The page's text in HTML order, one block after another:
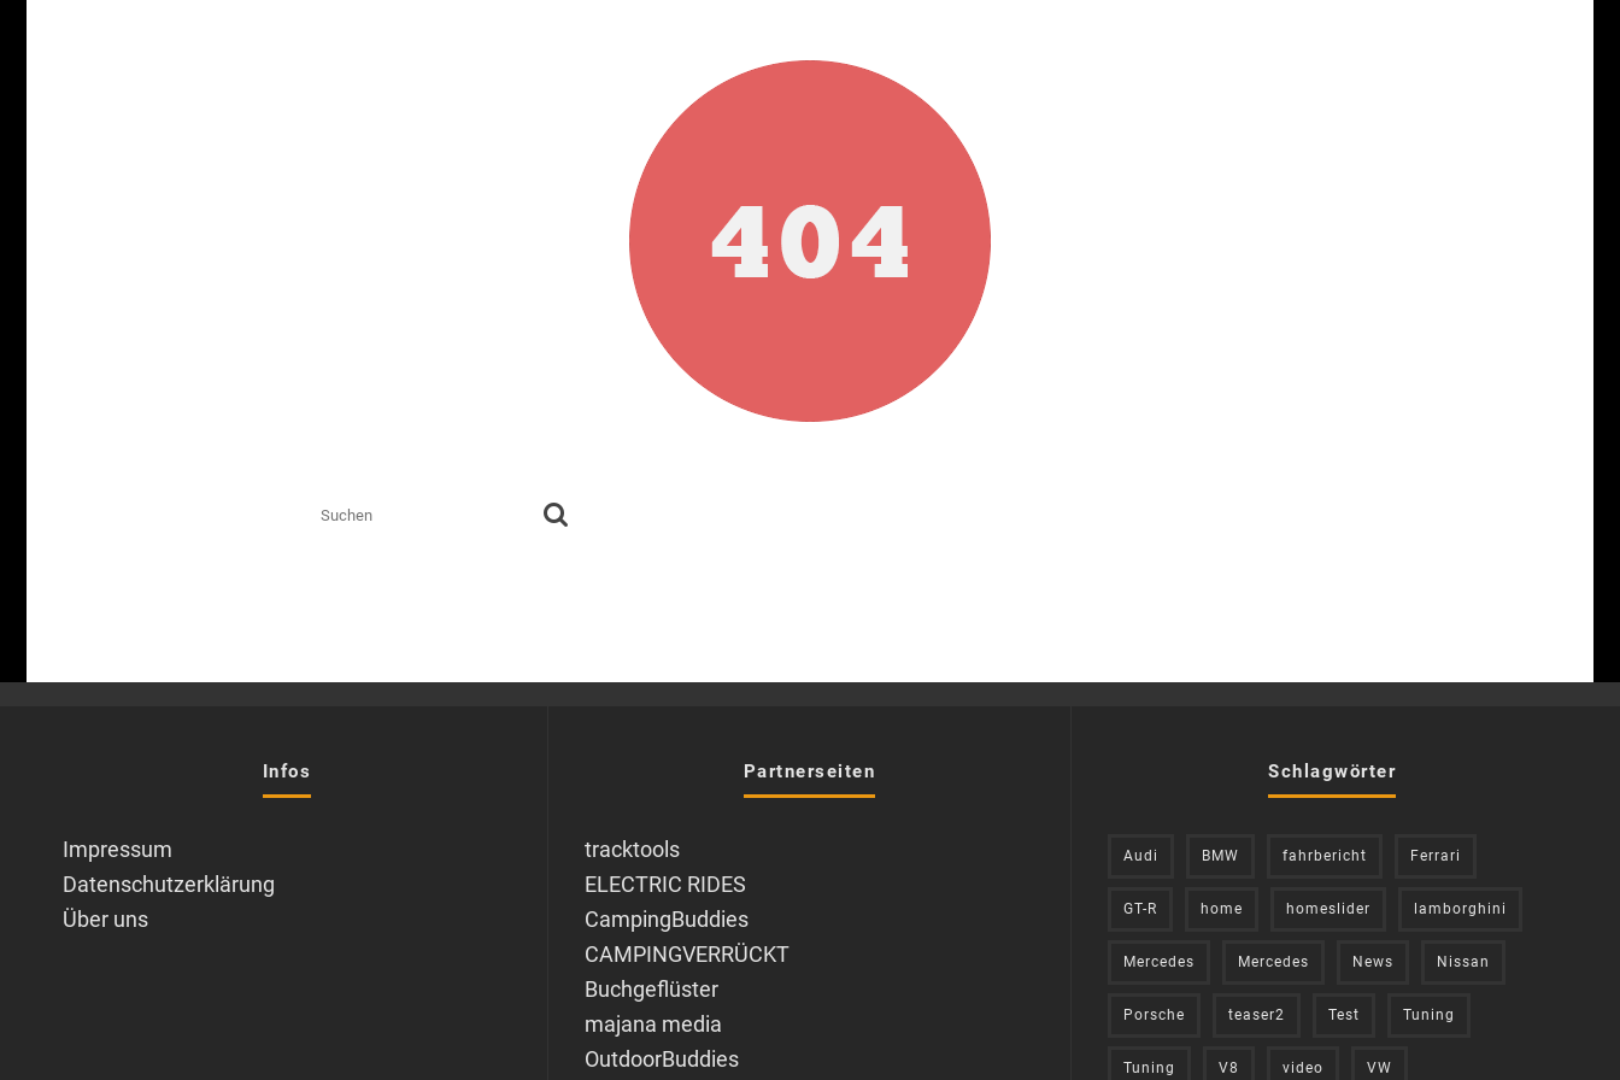
Infos
Impressum
Datenschutzerklärung
Über uns
Partnerseiten
tracktools
ELECTRIC RIDES
CampingBuddies
CAMPINGVERRÜCKT
Buchgeflüster
majana media
OutdoorBuddies
Schlagwörter
Audi BMW fahrbericht Ferrari
GT-R home homeslider lamborghini
Mercedes Mercedes News Nissan
Porsche teaser2 Test Tuning
Tuning V8 video VW